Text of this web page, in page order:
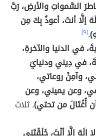
السَّمواتِ والأرضِ، رَبَّ
أنتَ، أعوذُ بِكَ مِن
.[٩]
في الدنيا والآخرةِ،
في دِيني ودنيايَ
وآمِنْ روعاتي،
وعن يميني، وعن
أُغْتَالَ من تحتي). ثلاث
إلَهَ إلَّا أنْتَ، خَلَقْتَنِي